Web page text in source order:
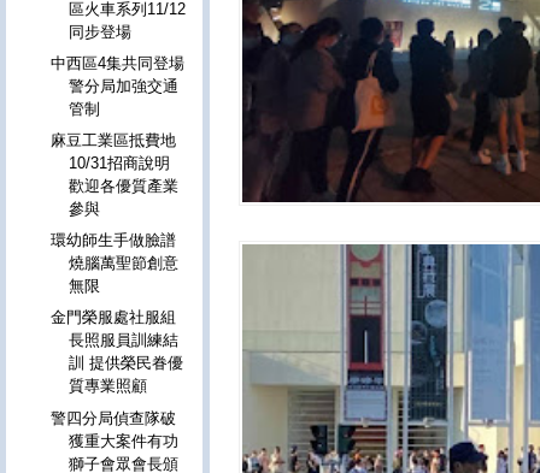
區火車系列11/12
同步登場
中西區4集共同登場
警分局加強交通
管制
麻豆工業區抵費地
10/31招商說明
歡迎各優質產業
參與
環幼師生手做臉譜
燒腦萬聖節創意
無限
金門榮服處社服組
長照服員訓練結
訓 提供榮民眷優
質專業照顧
警四分局偵查隊破
獲重大案件有功
獅子會眾會長頒